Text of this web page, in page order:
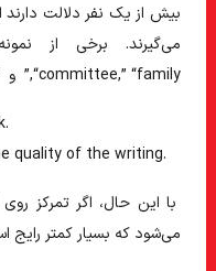
بیش از یک نفر دلالت
“committee,” “family,” و “class”.
quality of the writing.
با این حال، اگر تمرکز روی
می‌شود که بسیار کمتر رایج